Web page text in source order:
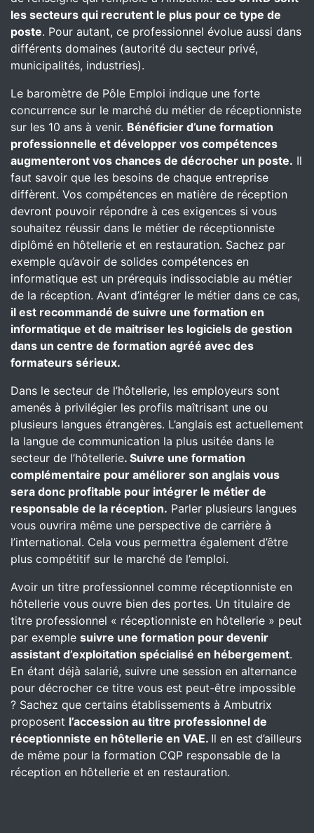
les secteurs qui recrutent le plus pour ce type de
poste. Pour autant, ce professionnel évolue aussi dans
différents domaines (autorité du secteur privé,
municipalités, industries).
Le baromètre de Pôle Emploi indique une forte
concurrence sur le marché du métier de réceptionniste
sur les 10 ans à venir. Bénéficier d’une formation
professionnelle et développer vos compétences
augmenteront vos chances de décrocher un poste. Il
faut savoir que les besoins de chaque entreprise
diffèrent. Vos compétences en matière de réception
devront pouvoir répondre à ces exigences si vous
souhaitez réussir dans le métier de réceptionniste
diplômé en hôtellerie et en restauration. Sachez par
exemple qu’avoir de solides compétences en
informatique est un prérequis indissociable au métier
de la réception. Avant d’intégrer le métier dans ce cas,
il est recommandé de suivre une formation en
informatique et de maitriser les logiciels de gestion
dans un centre de formation agréé avec des
formateurs sérieux.
Dans le secteur de l’hôtellerie, les employeurs sont
amenés à privilégier les profils maîtrisant une ou
plusieurs langues étrangères. L’anglais est actuellement
la langue de communication la plus usitée dans le
secteur de l’hôtellerie. Suivre une formation
complémentaire pour améliorer son anglais vous
sera donc profitable pour intégrer le métier de
responsable de la réception. Parler plusieurs langues
vous ouvrira même une perspective de carrière à
l’international. Cela vous permettra également d’être
plus compétitif sur le marché de l’emploi.
Avoir un titre professionnel comme réceptionniste en
hôtellerie vous ouvre bien des portes. Un titulaire de
titre professionnel « réceptionniste en hôtellerie » peut
par exemple suivre une formation pour devenir
assistant d’exploitation spécialisé en hébergement.
En étant déjà salarié, suivre une session en alternance
pour décrocher ce titre vous est peut-être impossible
? Sachez que certains établissements à Ambutrix
proposent l’accession au titre professionnel de
réceptionniste en hôtellerie en VAE. Il en est d’ailleurs
de même pour la formation CQP responsable de la
réception en hôtellerie et en restauration.